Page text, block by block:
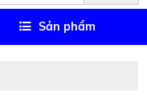
Sản phẩm